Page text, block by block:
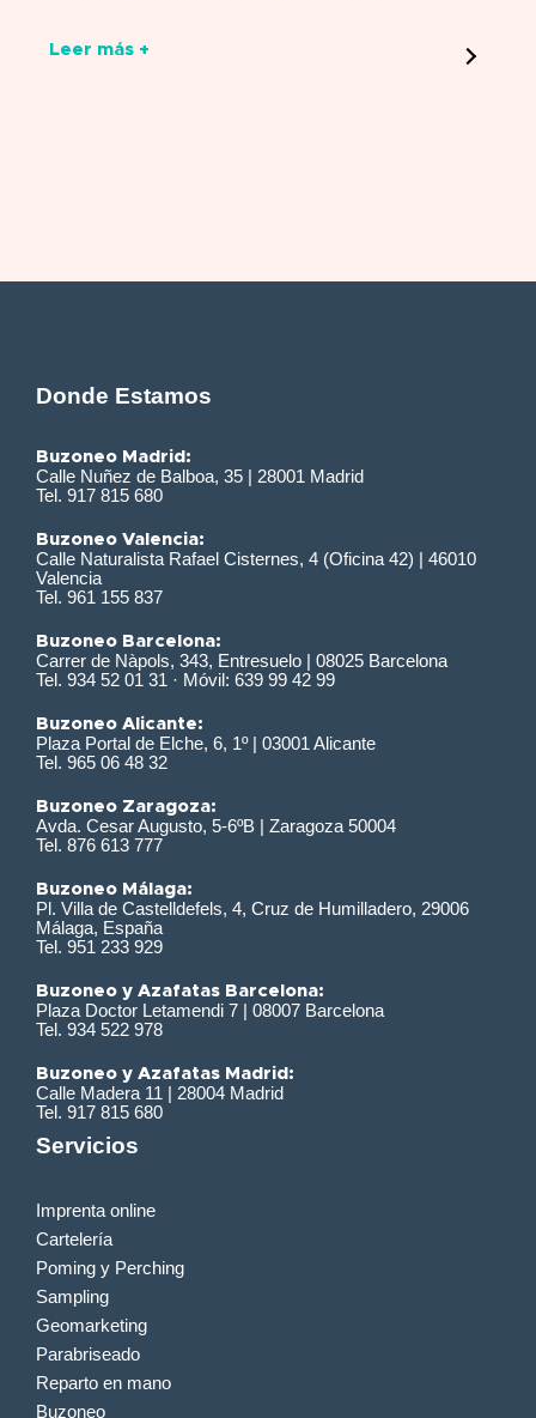
Leer más +
Donde Estamos
Buzoneo Madrid:
Calle Nuñez de Balboa, 35 | 28001 Madrid
Tel. 917 815 680
Buzoneo Valencia:
Calle Naturalista Rafael Cisternes, 4 (Oficina 42) | 46010
Valencia
Tel. 961 155 837
Buzoneo Barcelona:
Carrer de Nàpols, 343, Entresuelo | 08025 Barcelona
Tel. 934 52 01 31 · Móvil: 639 99 42 99
Buzoneo Alicante:
Plaza Portal de Elche, 6, 1º | 03001 Alicante
Tel. 965 06 48 32
Buzoneo Zaragoza:
Avda. Cesar Augusto, 5-6ºB | Zaragoza 50004
Tel. 876 613 777
Buzoneo Málaga:
Pl. Villa de Castelldefels, 4, Cruz de Humilladero, 29006
Málaga, España
Tel. 951 233 929
Buzoneo y Azafatas Barcelona:
Plaza Doctor Letamendi 7 | 08007 Barcelona
Tel. 934 522 978
Buzoneo y Azafatas Madrid:
Calle Madera 11 | 28004 Madrid
Tel. 917 815 680
Servicios
Imprenta online
Cartelería
Poming y Perching
Sampling
Geomarketing
Parabriseado
Reparto en mano
Buzoneo